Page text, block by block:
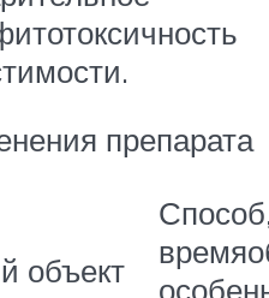
препарата
объект